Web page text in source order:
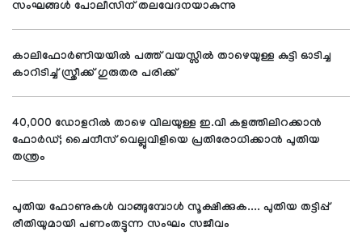
സംഘങ്ങൾ പോലീസിന് തലവേദനയാകുന്നു
കാലിഫോർണിയയിൽ പത്ത് വയസ്സിൽ താഴെയുള്ള കുട്ടി ഓടിച്ച
കാറിടിച്ച് സ്ത്രീക്ക് ഗുരുതര പരിക്ക്
40,000 ഡോളറിൽ താഴെ വിലയുള്ള ഇ.വി കളത്തിലിറക്കാൻ
ഫോർഡ്; ചൈനീസ് വെല്ലുവിളിയെ പ്രതിരോധിക്കാൻ പുതിയ
തന്ത്രം
പുതിയ ഫോണുകൾ വാങ്ങുമ്പോൾ സൂക്ഷിക്കുക.... പുതിയ തട്ടിപ്പ്
രീതിയുമായി പണംതട്ടുന്ന സംഘം സജീവം